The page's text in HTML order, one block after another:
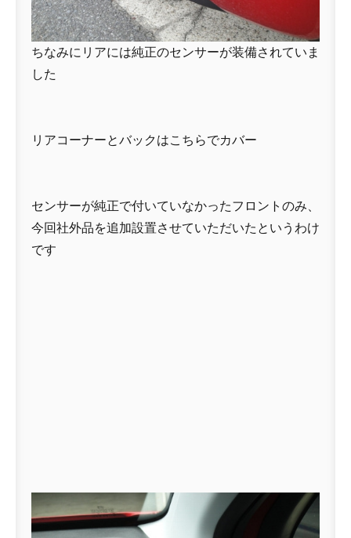
ちなみにリアには純正のセンサーが装備されていま
した
リアコーナーとバックはこちらでカバー
センサーが純正で付いていなかったフロントのみ、
今回社外品を追加設置させていただいたというわけ
です